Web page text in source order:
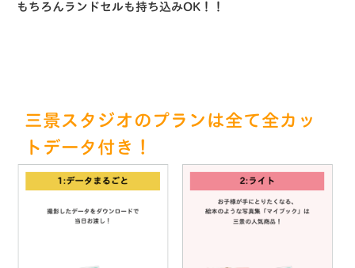
もちろんランドセルも持ち込みOK！！
三景スタジオのプランは全て全カッ
トデータ付き！